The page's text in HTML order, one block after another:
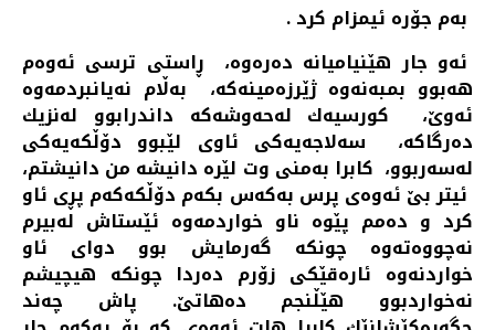
به‌م جۆره‌ ئیمزام كرد .
ئه‌و جار هێنیامیانه‌ ده‌ره‌وه، ڕاستی ترسی ئه‌وه‌م
هه‌بوو بمبه‌نه‌وه‌ ژێرزه‌مینه‌كه‌، به‌ڵام نه‌یانبردمه‌وه‌
ئه‌وێ، كورسیه‌ك له‌حه‌وشه‌كه‌ داندرابوو له‌نزیك
ده‌رگاكه، سه‌لاجه‌یه‌كی ئاوی لێبوو دۆڵكه‌یه‌كی
له‌سه‌ربوو، كابرا به‌منی وت لێره‌ دانیشه‌ من دانیشتم،
ئیتر بێ ئه‌وه‌ی پرس به‌كه‌س بكه‌م دۆڵكه‌كه‌م پڕی ئاو
كرد و ده‌مم پێوه‌ ناو خواردمه‌وه‌ ئێستاش له‌بیرم
نه‌چووه‌ته‌وه‌ چونكه‌ گه‌رمایش بوو دوای ئاو
خواردنه‌وه‌‌ ئاره‌قێكی زۆرم ده‌ردا چونكه‌ هیچیشم
نه‌خواردبوو هێڵنجم ده‌هاتێ. پاش چه‌ند